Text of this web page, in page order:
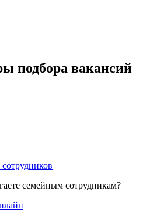
подбора вакансий
семейным сотрудникам?